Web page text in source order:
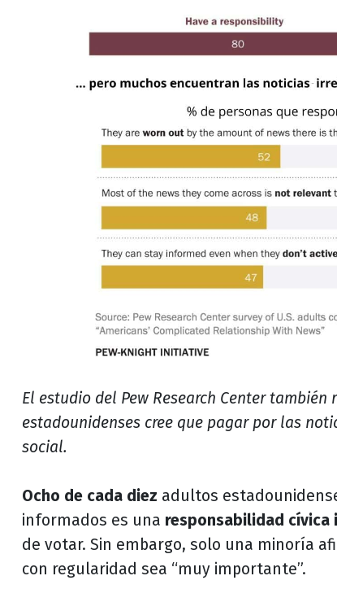
El estudio del Pew Research Center
estadounidenses cree que pagar por las
social.
Ocho de cada diez adultos
informados es una responsabilidad cívica
de votar. Sin embargo, solo una minoría
con regularidad sea “muy importante”.